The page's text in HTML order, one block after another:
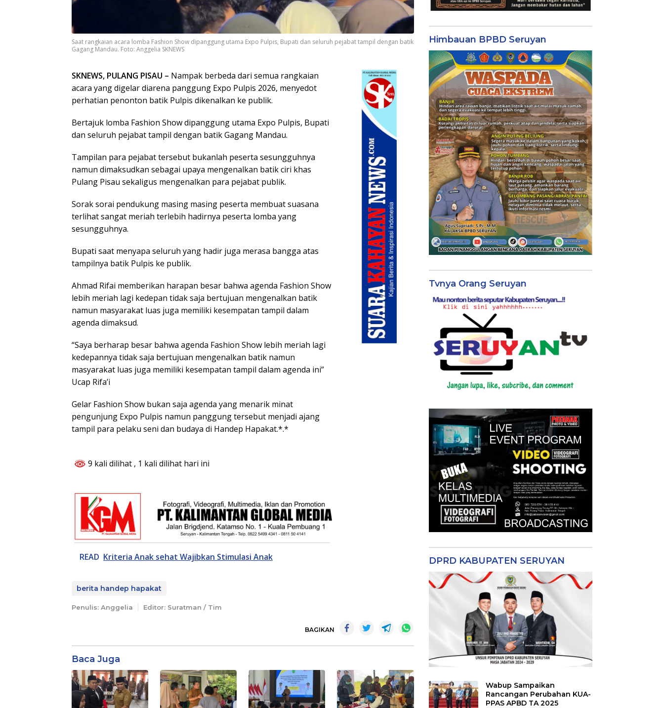
Saat rangkaian acara lomba Fashion Show dipanggung utama Expo Pulpis, Bupati dan seluruh pejabat tampil dengan batik
Gagang Mandau. Foto: Anggelia SKNEWS
SKNEWS, PULANG PISAU – Nampak berbeda dari semua rangkaian
acara yang digelar diarena panggung Expo Pulpis 2026, menyedot
perhatian penonton batik Pulpis dikenalkan ke publik.
Bertajuk lomba Fashion Show dipanggung utama Expo Pulpis, Bupati
dan seluruh pejabat tampil dengan batik Gagang Mandau.
Tampilan para pejabat tersebut bukanlah peserta sesungguhnya
namun dimaksudkan sebagai upaya mengenalkan batik ciri khas
Pulang Pisau sekaligus mengenalkan para pejabat publik.
Sorak sorai pendukung masing masing peserta membuat suasana
terlihat sangat meriah terlebih hadirnya peserta lomba yang
sesungguhnya.
Bupati saat menyapa seluruh yang hadir juga merasa bangga atas
tampilnya batik Pulpis ke publik.
Ahmad Rifai memberikan harapan besar bahwa agenda Fashion Show
lebih meriah lagi kedepan tidak saja bertujuan mengenalkan batik
namun masyarakat luas juga memiliki kesempatan tampil dalam
agenda dimaksud.
“Saya berharap besar bahwa agenda Fashion Show lebih meriah lagi
kedepannya tidak saja bertujuan mengenalkan batik namun
masyarakat luas juga memiliki kesempatan tampil dalam agenda ini”
Ucap Rifa’i
Gelar Fashion Show bukan saja agenda yang menarik minat
pengunjung Expo Pulpis namun panggung tersebut menjadi ajang
tampil para pelaku seni dan budaya di Handep Hapakat.*.*
9 kali dilihat , 1 kali dilihat hari ini
READ Kriteria Anak sehat Wajibkan Stimulasi Anak
berita handep hapakat
Penulis: Anggelia Editor: Suratman / Tim
BAGIKAN
Baca Juga
Himbauan BPBD Seruyan
Tvnya Orang Seruyan
DPRD KABUPATEN SERUYAN
Wabup Sampaikan
Rancangan Perubahan KUA-
PPAS APBD TA 2025